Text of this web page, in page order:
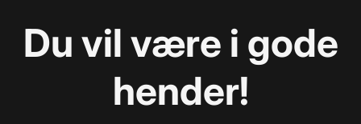
Du vil være i gode
hender!